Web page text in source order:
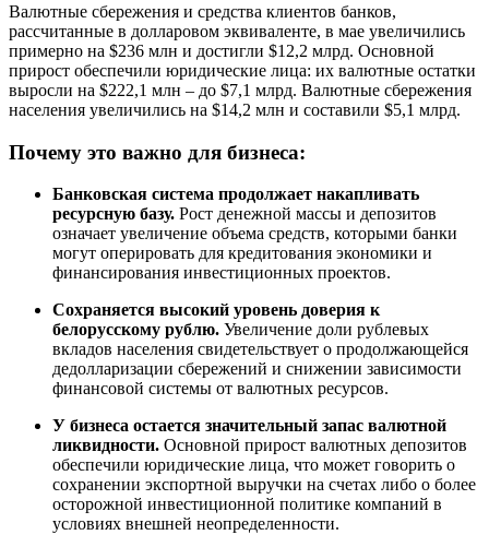
Валютные сбережения и средства клиентов банков,
рассчитанные в долларовом эквиваленте, в мае увеличились
примерно на $236 млн и достигли $12,2 млрд. Основной
прирост обеспечили юридические лица: их валютные остатки
выросли на $222,1 млн – до $7,1 млрд. Валютные сбережения
населения увеличились на $14,2 млн и составили $5,1 млрд.
Почему это важно для бизнеса:
Банковская система продолжает накапливать
ресурсную базу. Рост денежной массы и депозитов
означает увеличение объема средств, которыми банки
могут оперировать для кредитования экономики и
финансирования инвестиционных проектов.
Сохраняется высокий уровень доверия к
белорусскому рублю. Увеличение доли рублевых
вкладов населения свидетельствует о продолжающейся
дедолларизации сбережений и снижении зависимости
финансовой системы от валютных ресурсов.
У бизнеса остается значительный запас валютной
ликвидности. Основной прирост валютных депозитов
обеспечили юридические лица, что может говорить о
сохранении экспортной выручки на счетах либо о более
осторожной инвестиционной политике компаний в
условиях внешней неопределенности.